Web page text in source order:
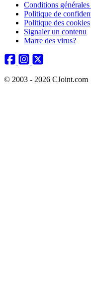
Conditions
Politique de
Politique des cookies
Signaler un contenu
Marre des virus?
© 2003 - 2026 CJoint.com